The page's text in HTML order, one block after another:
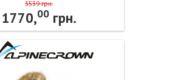
3539 грн.
1770,00грн.